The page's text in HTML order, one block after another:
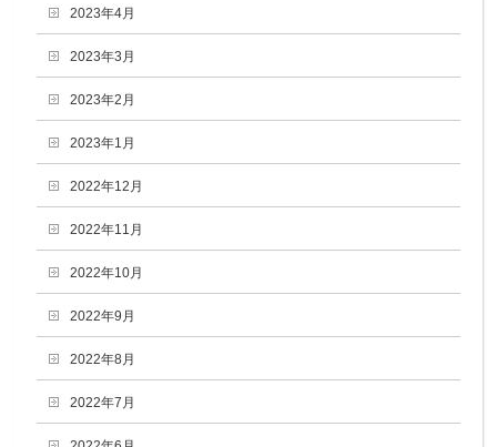
2023年4月
2023年3月
2023年2月
2023年1月
2022年12月
2022年11月
2022年10月
2022年9月
2022年8月
2022年7月